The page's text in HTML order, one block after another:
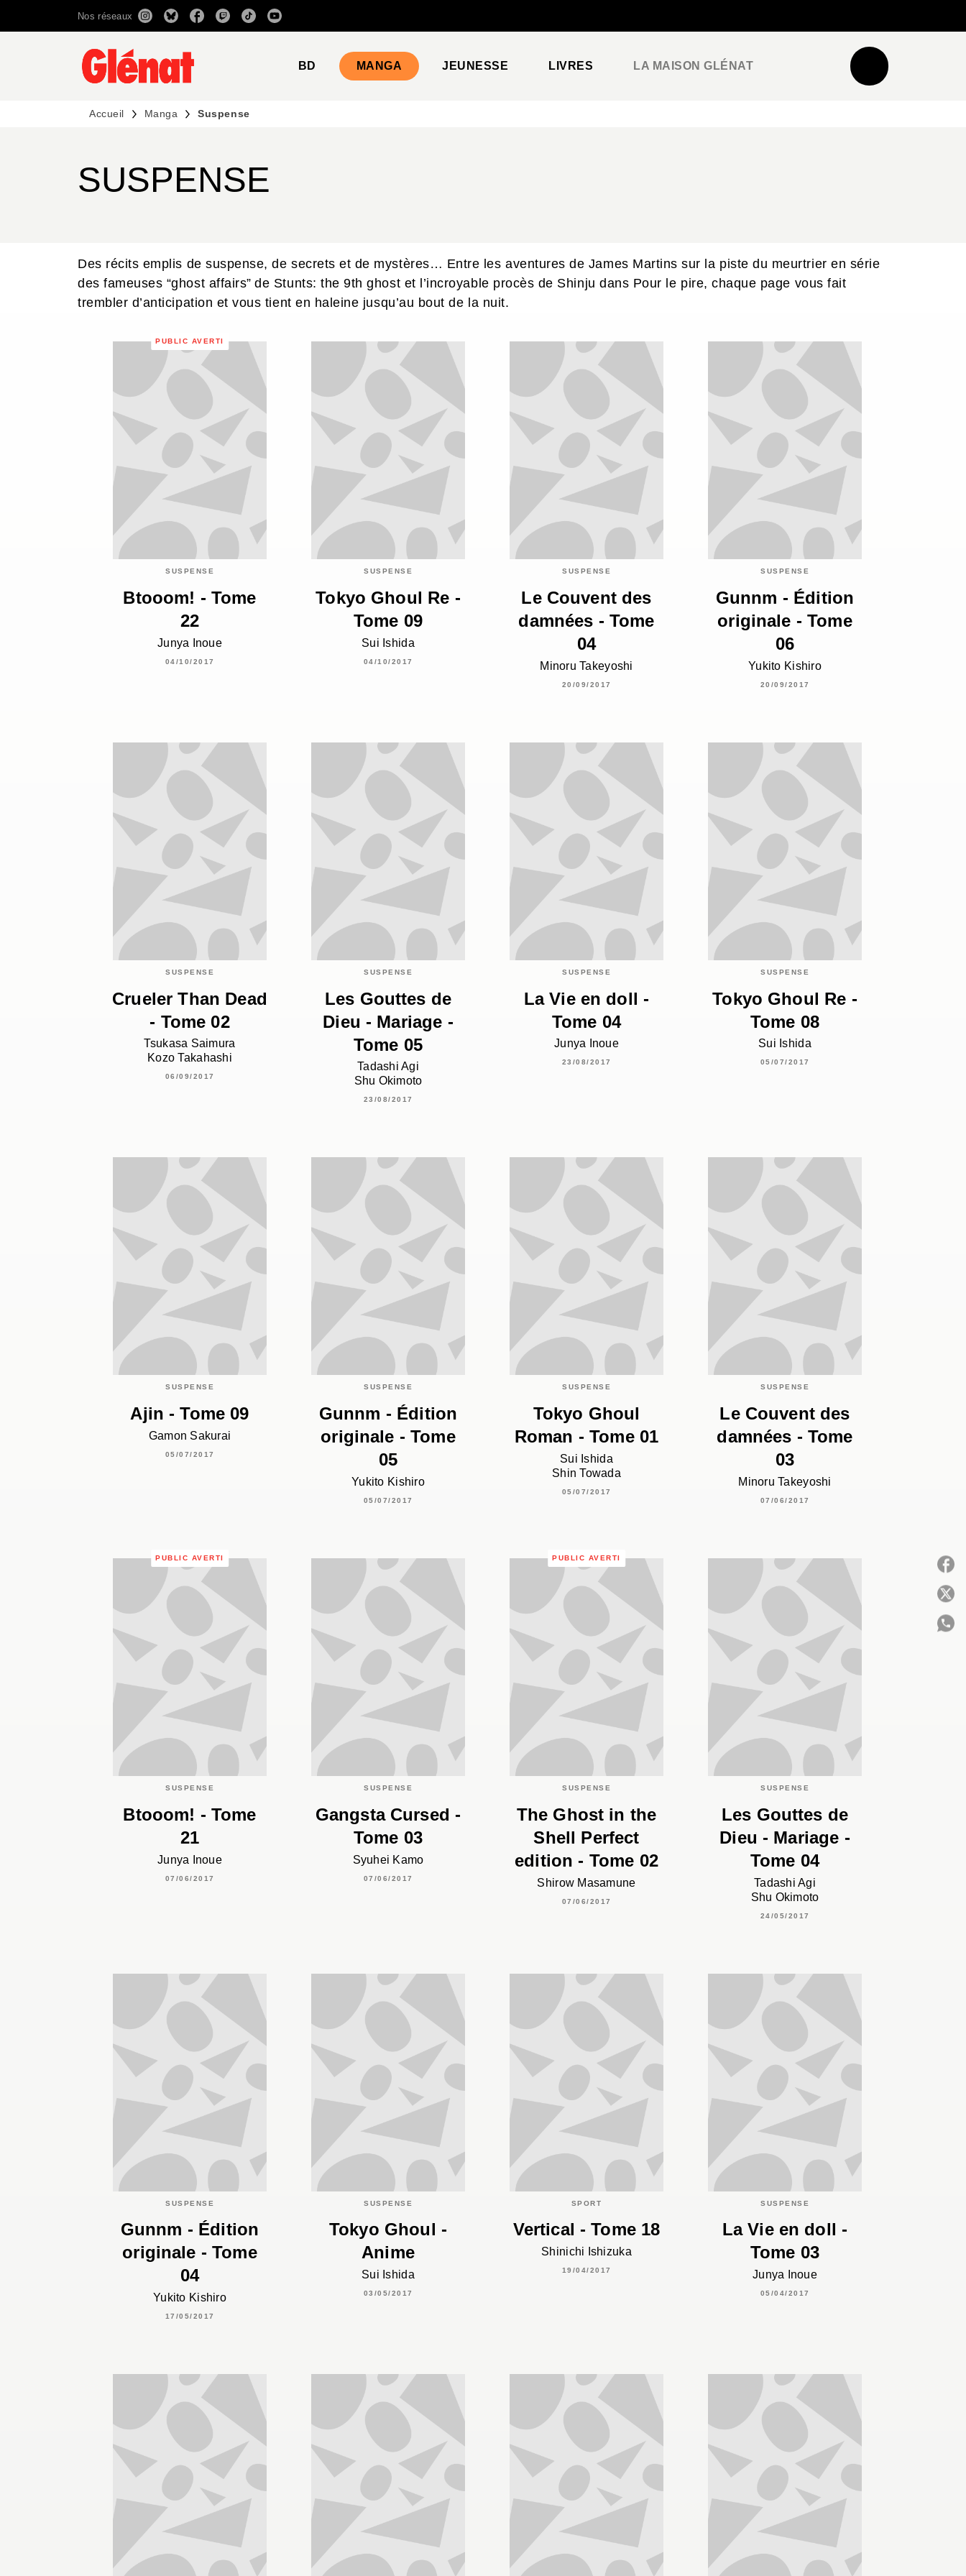
RECHERCHE CONTENU
Nos réseaux
BD MANGA JEUNESSE LIVRES LA MAISON GLÉNAT
Accueil Manga Suspense
SUSPENSE
Des récits emplis de suspense, de secrets et de mystères… Entre les aventures de James Martins sur la piste du meurtrier en série
des fameuses “ghost affairs” de Stunts: the 9th ghost et l’incroyable procès de Shinju dans Pour le pire, chaque page vous fait
trembler d’anticipation et vous tient en haleine jusqu’au bout de la nuit.
PUBLIC AVERTI
SUSPENSE
Btooom! - Tome
22
Junya Inoue
04/10/2017
SUSPENSE
Tokyo Ghoul Re -
Tome 09
Sui Ishida
04/10/2017
SUSPENSE
Le Couvent des
damnées - Tome
04
Minoru Takeyoshi
20/09/2017
SUSPENSE
Gunnm - Édition
originale - Tome
06
Yukito Kishiro
20/09/2017
SUSPENSE
Crueler Than Dead
- Tome 02
Tsukasa Saimura
Kozo Takahashi
06/09/2017
SUSPENSE
Les Gouttes de
Dieu - Mariage -
Tome 05
Tadashi Agi
Shu Okimoto
23/08/2017
SUSPENSE
La Vie en doll -
Tome 04
Junya Inoue
23/08/2017
SUSPENSE
Tokyo Ghoul Re -
Tome 08
Sui Ishida
05/07/2017
SUSPENSE
Ajin - Tome 09
Gamon Sakurai
05/07/2017
SUSPENSE
Gunnm - Édition
originale - Tome
05
Yukito Kishiro
05/07/2017
SUSPENSE
Tokyo Ghoul
Roman - Tome 01
Sui Ishida
Shin Towada
05/07/2017
SUSPENSE
Le Couvent des
damnées - Tome
03
Minoru Takeyoshi
07/06/2017
PUBLIC AVERTI
SUSPENSE
Btooom! - Tome
21
Junya Inoue
07/06/2017
SUSPENSE
Gangsta Cursed -
Tome 03
Syuhei Kamo
07/06/2017
PUBLIC AVERTI
SUSPENSE
The Ghost in the
Shell Perfect
edition - Tome 02
Shirow Masamune
07/06/2017
SUSPENSE
Les Gouttes de
Dieu - Mariage -
Tome 04
Tadashi Agi
Shu Okimoto
24/05/2017
SUSPENSE
Gunnm - Édition
originale - Tome
04
Yukito Kishiro
17/05/2017
SUSPENSE
Tokyo Ghoul -
Anime
Sui Ishida
03/05/2017
SPORT
Vertical - Tome 18
Shinichi Ishizuka
19/04/2017
SUSPENSE
La Vie en doll -
Tome 03
Junya Inoue
05/04/2017